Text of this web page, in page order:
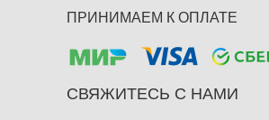
ПРИНИМАЕМ К ОПЛАТЕ
СВЯЖИТЕСЬ С НАМИ